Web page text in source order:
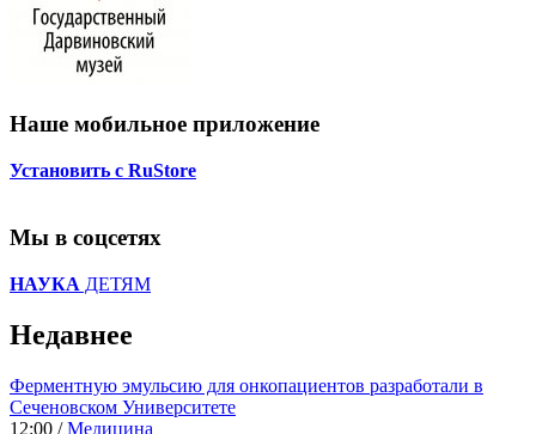
Наше мобильное приложение
Установить с RuStore
Мы в соцсетях
НАУКА ДЕТЯМ
Недавнее
Ферментную эмульсию для онкопациентов разработали в
Сеченовском Университете
12:00 /Медицина